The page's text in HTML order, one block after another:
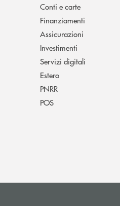
Conti e carte
Finanziamenti
Assicurazioni
Investimenti
Servizi digitali
Estero
PNRR
POS